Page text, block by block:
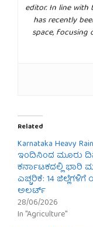
editor. In line with
has recently
space,
Related
Karnataka Heavy
ಇಂದಿನಿಂದ ಮೂರು
ಕರ್ನಾಟಕದಲ್ಲಿ ಭಾರಿ
ಎಚ್ಚರಿಕೆ: 14
ಅಲರ್ಟ್
28/06/2026
In "Agriculture"